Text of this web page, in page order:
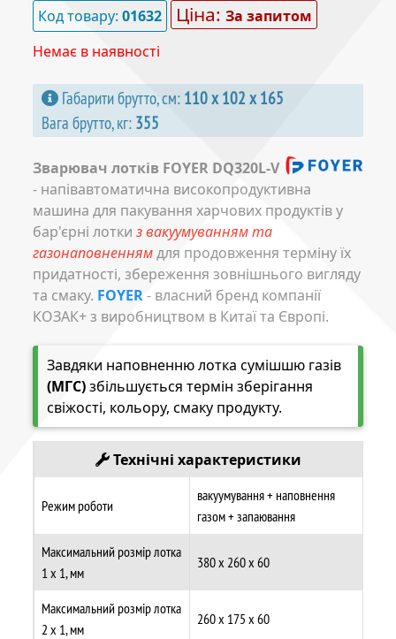
Код товару: 01632 Ціна: За запитом
Немає в наявності
Габарити брутто, см: 110 х 102 х 165
Вага брутто, кг: 355
Зварювач лотків FOYER DQ320L-V
- напівавтоматична високопродуктивна
машина для пакування харчових продуктів у
бар'єрні лотки з вакуумуванням та
газонаповненнямдля продовження терміну їх
придатності, збереження зовнішнього вигляду
та смаку. FOYER- власний бренд компанії
КОЗАК+ з виробництвом в Китаї та Європі.
Завдяки наповненню лотка сумішшю газів
(МГС)збільшується термін зберігання
свіжості, кольору, смаку продукту.
Технічні характеристики
Режим роботи
вакуумування + наповнення
газом + запаювання
Максимальний розмір лотка
1 х 1, мм
380 х 260 х 60
Максимальний розмір лотка
2 х 1, мм
260 х 175 х 60